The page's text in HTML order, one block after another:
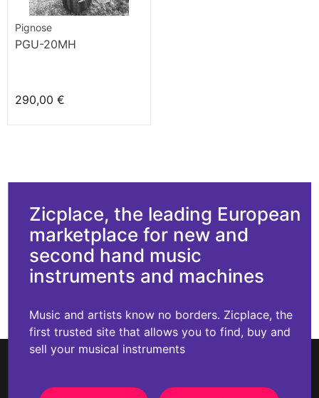
Pignose
PGU-20MH
290,00 €
Zicplace, the leading European
marketplace for new and
second hand music
instruments and machines
Music and artists know no borders. Zicplace, the
first trusted site that allows you to find, buy and
sell your musical instruments